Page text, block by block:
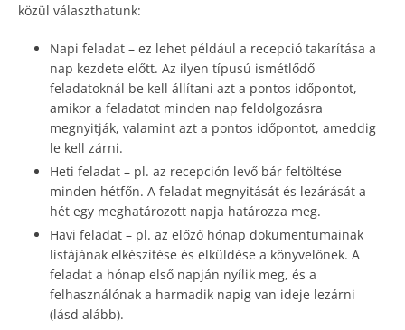
közül választhatunk:
Napi feladat – ez lehet például a recepció takarítása a
nap kezdete előtt. Az ilyen típusú ismétlődő
feladatoknál be kell állítani azt a pontos időpontot,
amikor a feladatot minden nap feldolgozásra
megnyitják, valamint azt a pontos időpontot, ameddig
le kell zárni.
Heti feladat – pl. az recepción levő bár feltöltése
minden hétfőn. A feladat megnyitását és lezárását a
hét egy meghatározott napja határozza meg.
Havi feladat – pl. az előző hónap dokumentumainak
listájának elkészítése és elküldése a könyvelőnek. A
feladat a hónap első napján nyílik meg, és a
felhasználónak a harmadik napig van ideje lezárni
(lásd alább).